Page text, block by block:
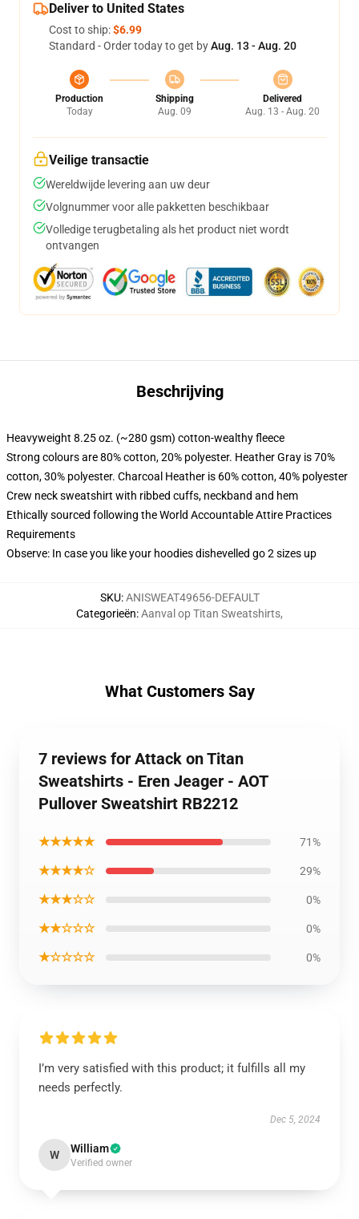
Deliver to United States
Cost to ship:$6.99
Standard - Order today to get byAug. 13 - Aug. 20
Production
Today
Shipping
Aug. 09
Delivered
Aug. 13 - Aug. 20
Veilige transactie
Wereldwijde levering aan uw deur
Volgnummer voor alle pakketten beschikbaar
Volledige terugbetaling als het product niet wordt
ontvangen
Beschrijving
Heavyweight 8.25 oz. (~280 gsm) cotton-wealthy fleece
Strong colours are 80% cotton, 20% polyester. Heather Gray is 70%
cotton, 30% polyester. Charcoal Heather is 60% cotton, 40% polyester
Crew neck sweatshirt with ribbed cuffs, neckband and hem
Ethically sourced following the World Accountable Attire Practices
Requirements
Observe: In case you like your hoodies dishevelled go 2 sizes up
SKU:ANISWEAT49656-DEFAULT
Categorieën:Aanval op Titan Sweatshirts,
What Customers Say
7 reviews for Attack on Titan
Sweatshirts - Eren Jeager - AOT
Pullover Sweatshirt RB2212
★★★★★ 71%
★★★★☆ 29%
★★★☆☆ 0%
★★☆☆☆ 0%
★☆☆☆☆ 0%
I’m very satisfied with this product; it fulfills all my
needs perfectly.
Dec 5, 2024
W William
Verified owner